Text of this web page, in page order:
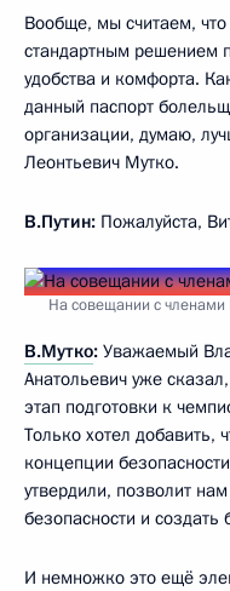
Вообще, мы считаем,
стандартным решением
удобства и комфорта.
данный паспорт
организации, думаю,
Леонтьевич Мутко.
В.Путин: Пожалуйста,
На совещании с членами
В.Мутко: Уважаемый
Анатольевич уже
этап подготовки к
Только хотел добавить,
концепции
утвердили, позволит
безопасности и
И немножко это ещё